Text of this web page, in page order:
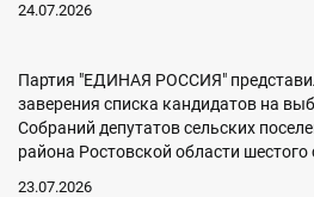
24.07.2026
Партия "ЕДИНАЯ РОССИЯ"
заверения списка кандидатов на
Собраний депутатов сельских
района Ростовской области шестого
23.07.2026